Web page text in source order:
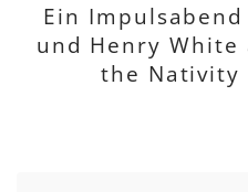
Ein
und Henry White
the Nativity